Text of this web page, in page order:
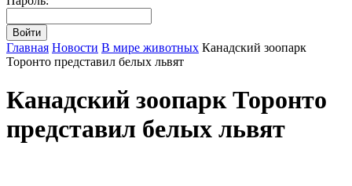
Главная Новости В мире животных Канадский зоопарк
Торонто представил белых львят
Канадский зоопарк Торонто
представил белых львят